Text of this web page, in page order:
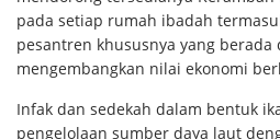
pada setiap rumah ibadah
pesantren khususnya yang
mengembangkan nilai ekonomi
Infak dan sedekah dalam bentuk
pengelolaan sumber daya laut